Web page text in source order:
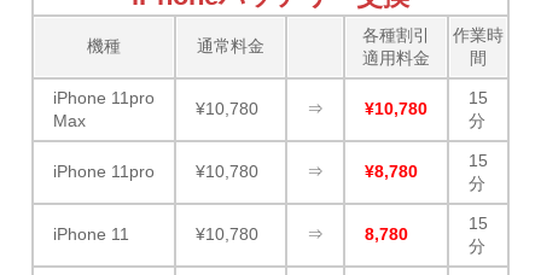
機種 通常料金
各種割引
適用料金
作業時
間
iPhone 11pro
Max
¥10,780 ⇒ ¥10,780
15
分
iPhone 11pro ¥10,780 ⇒ ¥8,780
15
分
iPhone 11 ¥10,780 ⇒ 8,780
15
分